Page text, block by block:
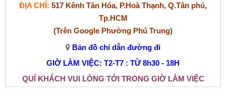
ĐỊA CHỈ: 517 Kênh Tân Hóa, P.Hoà Thạnh, Q.Tân phú,
Tp.HCM
(Trên Google Phường Phú Trung)
Bản đồ chỉ dẫn đường đi
GIỜ LÀM VIỆC: T2-T7 : TỪ 8h30 - 18H
QUÍ KHÁCH VUI LÒNG TỚI TRONG GIỜ LÀM VIỆC